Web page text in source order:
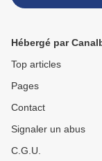
Hébergé par
Top articles
Pages
Contact
Signaler un abus
C.G.U.